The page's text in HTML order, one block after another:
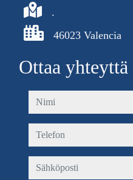
.
46023 Valencia
Ottaa yhteyttä
nimi
telefon
sähköposti